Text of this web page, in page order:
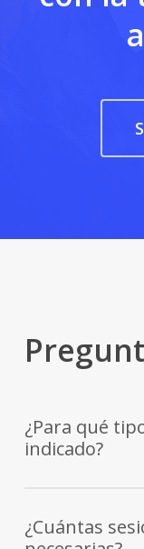
¿Para qué
indicado?
casos que no han
¿Cuántas